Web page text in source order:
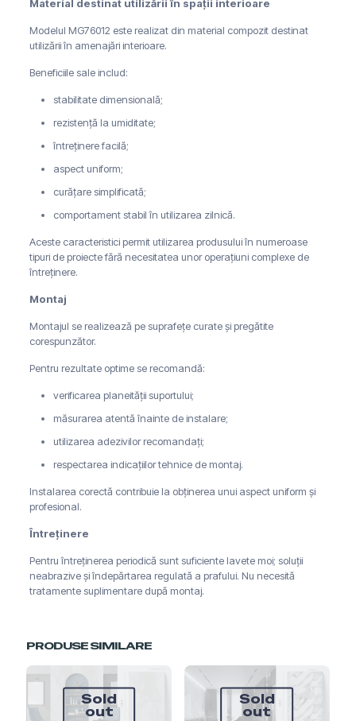
Material destinat utilizării în spații interioare
Modelul MG76012 este realizat din material compozit destinat
utilizării în amenajări interioare.
Beneficiile sale includ:
stabilitate dimensională;
rezistență la umiditate;
întreținere facilă;
aspect uniform;
curățare simplificată;
comportament stabil în utilizarea zilnică.
Aceste caracteristici permit utilizarea produsului în numeroase
tipuri de proiecte fără necesitatea unor operațiuni complexe de
întreținere.
Montaj
Montajul se realizează pe suprafețe curate și pregătite
corespunzător.
Pentru rezultate optime se recomandă:
verificarea planeității suportului;
măsurarea atentă înainte de instalare;
utilizarea adezivilor recomandați;
respectarea indicațiilor tehnice de montaj.
Instalarea corectă contribuie la obținerea unui aspect uniform și
profesional.
Întreținere
Pentru întreținerea periodică sunt suficiente lavete moi; soluții
neabrazive și îndepărtarea regulată a prafului. Nu necesită
tratamente suplimentare după montaj.
PRODUSE SIMILARE
Sold
out
Sold
out